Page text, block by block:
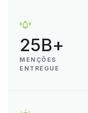
25B+
MENÇÕES
ENTREGUE